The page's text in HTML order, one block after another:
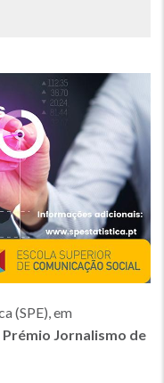
(SPE), em
Prémio Jornalismo de